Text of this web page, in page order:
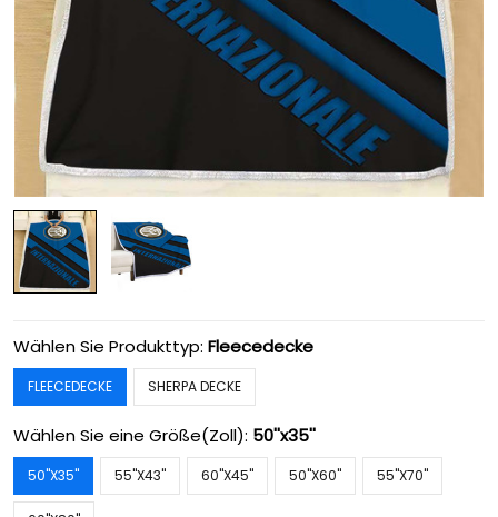
Wählen Sie Produkttyp: Fleecedecke
FLEECEDECKE SHERPA DECKE
Wählen Sie eine Größe(Zoll): 50''x35''
50''X35'' 55''X43'' 60''X45'' 50''X60'' 55''X70''